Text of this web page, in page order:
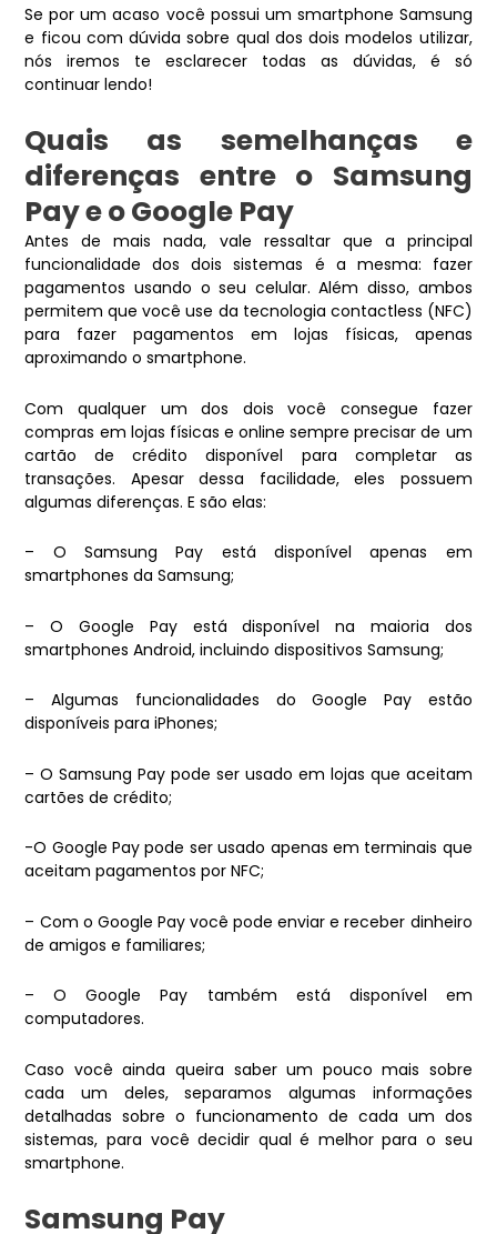
Se por um acaso você possui um smartphone Samsung
e ficou com dúvida sobre qual dos dois modelos utilizar,
nós iremos te esclarecer todas as dúvidas, é só
continuar lendo!
Quais as semelhanças e
diferenças entre o Samsung
Pay e o Google Pay
Antes de mais nada, vale ressaltar que a principal
funcionalidade dos dois sistemas é a mesma: fazer
pagamentos usando o seu celular. Além disso, ambos
permitem que você use da tecnologia contactless (NFC)
para fazer pagamentos em lojas físicas, apenas
aproximando o smartphone.
Com qualquer um dos dois você consegue fazer
compras em lojas físicas e online sempre precisar de um
cartão de crédito disponível para completar as
transações. Apesar dessa facilidade, eles possuem
algumas diferenças. E são elas:
– O Samsung Pay está disponível apenas em
smartphones da Samsung;
– O Google Pay está disponível na maioria dos
smartphones Android, incluindo dispositivos Samsung;
– Algumas funcionalidades do Google Pay estão
disponíveis para iPhones;
– O Samsung Pay pode ser usado em lojas que aceitam
cartões de crédito;
-O Google Pay pode ser usado apenas em terminais que
aceitam pagamentos por NFC;
– Com o Google Pay você pode enviar e receber dinheiro
de amigos e familiares;
– O Google Pay também está disponível em
computadores.
Caso você ainda queira saber um pouco mais sobre
cada um deles, separamos algumas informações
detalhadas sobre o funcionamento de cada um dos
sistemas, para você decidir qual é melhor para o seu
smartphone.
Samsung Pay